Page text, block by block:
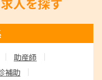
助産師
補助